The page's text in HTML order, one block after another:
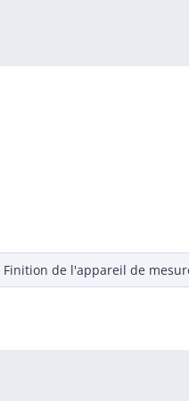
Finition de l'appareil de